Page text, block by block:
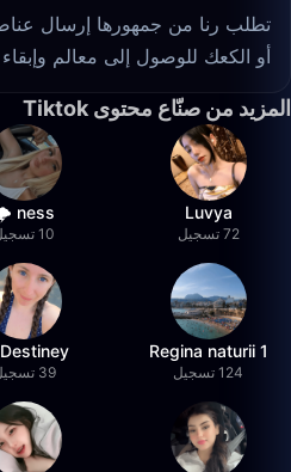
تطلب رنا من جمهورها إرسال
أو الكعك للوصول إلى معالم
المزيد من صنّاع محتوى Tiktok
Luvya
72 تسجيل
ness 🌩️
10 تسجيل
Regina naturii 1
124 تسجيل
Destiney 🌹
39 تسجيل